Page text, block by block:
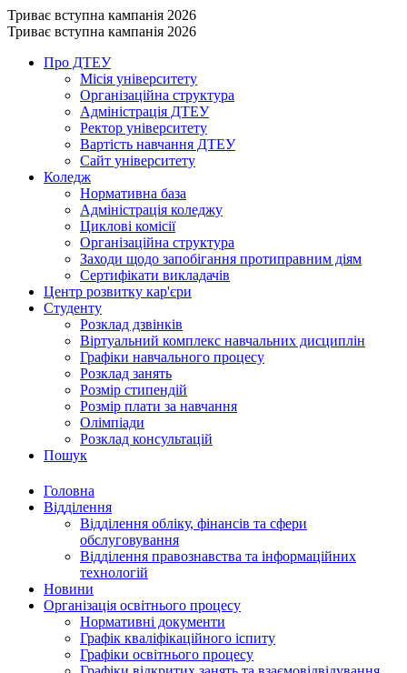
Триває вступна кампанія 2026
Триває вступна кампанія 2026
Про ДТЕУ
Місія університету
Організаційна структура
Адміністрація ДТЕУ
Ректор університету
Вартість навчання ДТЕУ
Сайт університету
Коледж
Нормативна база
Адміністрація коледжу
Циклові комісії
Організаційна структура
Заходи щодо запобігання протиправним діям
Сертифікати викладачів
Центр розвитку кар'єри
Студенту
Розклад дзвінків
Віртуальний комплекс навчальних дисциплін
Графіки навчального процесу
Розклад занять
Розмір стипендій
Розмір плати за навчання
Олімпіади
Розклад консультацій
Пошук
Головна
Відділення
Відділення обліку, фінансів та сфери
обслуговування
Відділення правознавства та інформаційних
технологій
Новини
Організація освітнього процесу
Нормативні документи
Графік кваліфікаційного іспиту
Графіки освітнього процесу